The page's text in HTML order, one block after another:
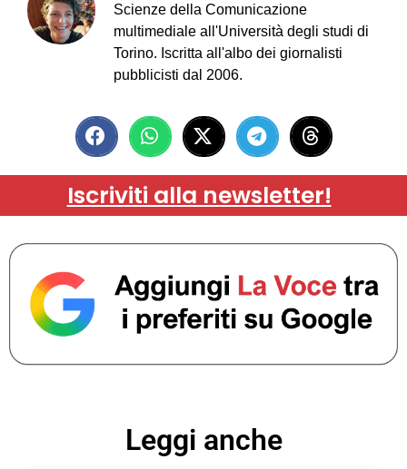
Scienze della Comunicazione
multimediale all'Università degli studi di
Torino. Iscritta all'albo dei giornalisti
pubblicisti dal 2006.
Iscriviti alla newsletter!
Leggi anche